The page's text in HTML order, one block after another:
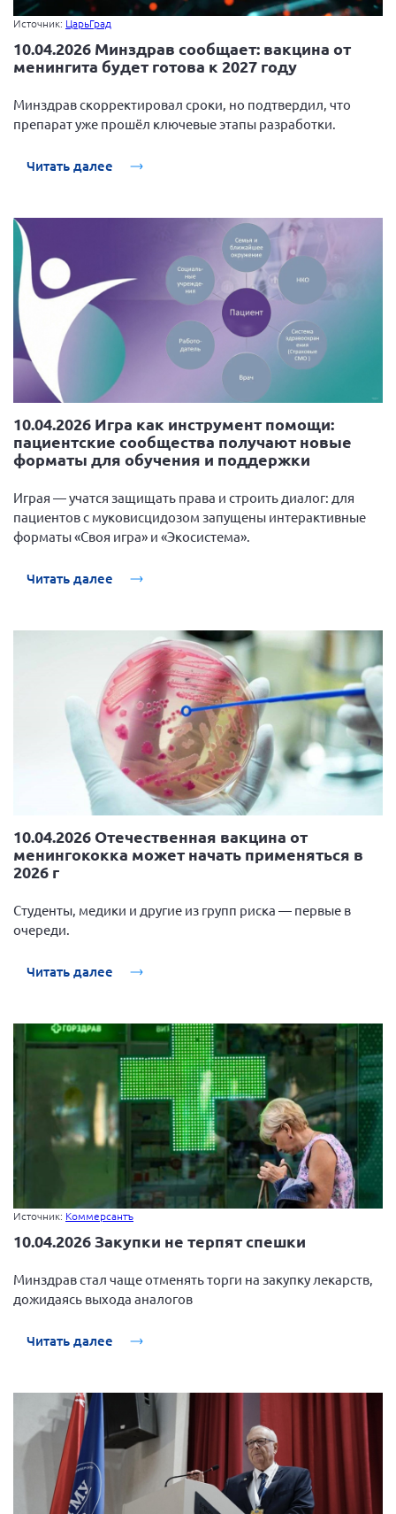
Источник: ЦарьГрад
10.04.2026 Минздрав сообщает: вакцина от
менингита будет готова к 2027 году
Минздрав скорректировал сроки, но подтвердил, что
препарат уже прошёл ключевые этапы разработки.
Читать далее
10.04.2026 Игра как инструмент помощи:
пациентские сообщества получают новые
форматы для обучения и поддержки
Играя — учатся защищать права и строить диалог: для
пациентов с муковисцидозом запущены интерактивные
форматы «Своя игра» и «Экосистема».
Читать далее
10.04.2026 Отечественная вакцина от
менингококка может начать применяться в
2026 г
Студенты, медики и другие из групп риска — первые в
очереди.
Читать далее
Источник: Коммерсантъ
10.04.2026 Закупки не терпят спешки
Минздрав стал чаще отменять торги на закупку лекарств,
дожидаясь выхода аналогов
Читать далее